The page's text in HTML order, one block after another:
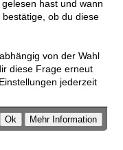
hast und wann
ob du diese
von der Wahl
diese Frage erneut
jederzeit